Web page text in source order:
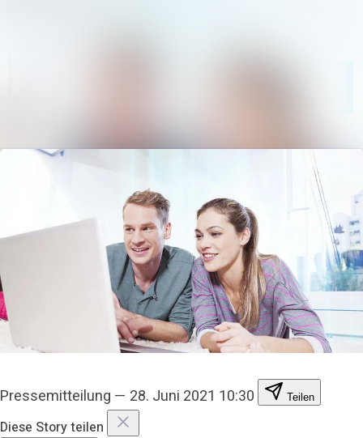
Pressemitteilung — 28. Juni 2021 10:30 Teilen
Diese Story teilen